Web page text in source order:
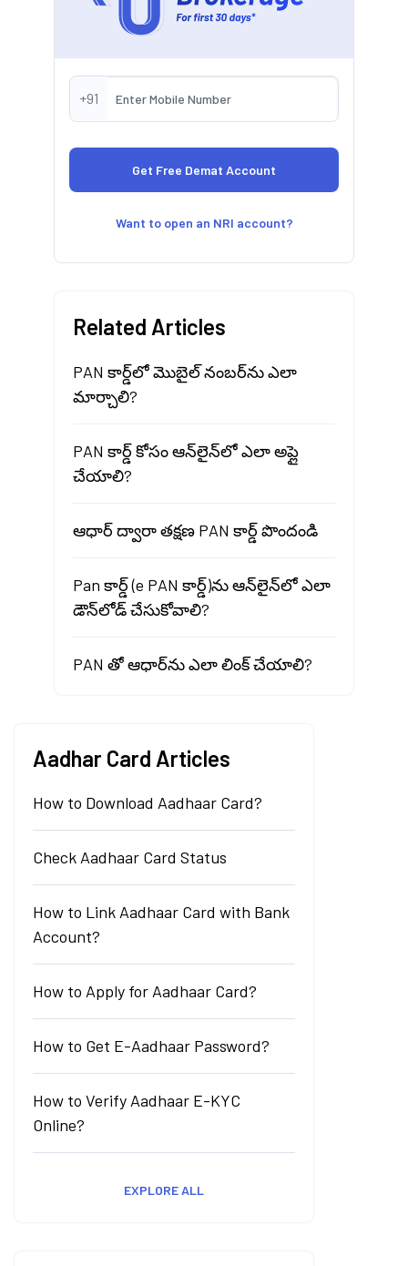
+91
Want to open an NRI account?
Related Articles
PAN కార్డ్‌లో మొబైల్ నంబర్‌ను ఎలా
మార్చాలి?
PAN కార్డ్ కోసం ఆన్‌లైన్‌లో ఎలా అప్లై
చేయాలి?
ఆధార్ ద్వారా తక్షణ PAN కార్డ్ పొందండి
Pan కార్డ్ (e PAN కార్డ్)ను ఆన్‌లైన్‌లో ఎలా
డౌన్‌లోడ్ చేసుకోవాలి?
PAN తో ఆధార్‌ను ఎలా లింక్ చేయాలి?
Aadhar Card Articles
How to Download Aadhaar Card?
Check Aadhaar Card Status
How to Link Aadhaar Card with Bank
Account?
How to Apply for Aadhaar Card?
How to Get E-Aadhaar Password?
How to Verify Aadhaar E-KYC
Online?
EXPLORE ALL